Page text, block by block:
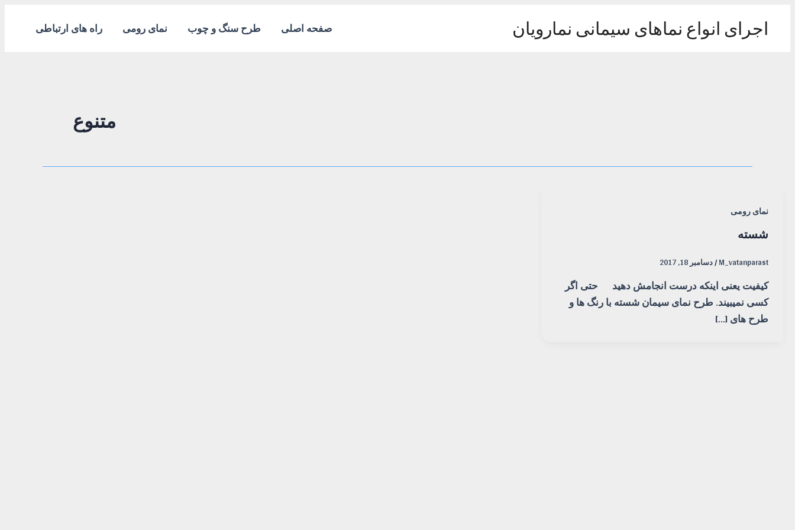
اجرای انواع نماهای سیمانی نمارویان صفحه اصلی طرح سنگ و چوب نمای رومی راه های ارتباطی
متنوع
نمای رومی
شسته
M_vatanparast
/دسامبر 18, 2017
کیفیت یعنی اینکه درست انجامش دهید حتی اگر
کسی نمیبیند. طرح نمای سیمان شسته با رنگ ها و
طرح های […]